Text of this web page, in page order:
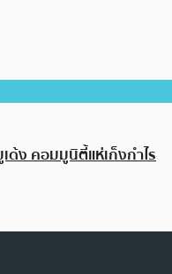
ง คอมมูนิตี้แห่เก็งกำไร